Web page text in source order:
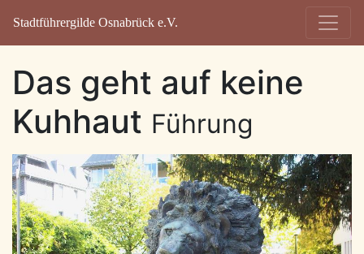
Stadtführergilde Osnabrück e.V.
Das geht auf keine
Kuhhaut Führung